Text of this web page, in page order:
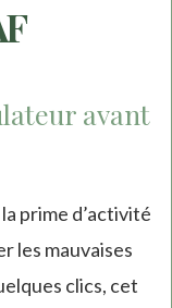
avant
prime d’activité
les mauvaises
clics, cet